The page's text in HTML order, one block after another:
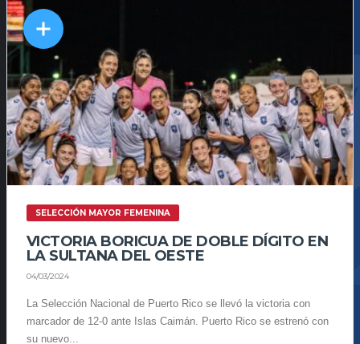
SELECCIÓN MAYOR FEMENINA
VICTORIA BORICUA DE DOBLE DÍGITO EN
LA SULTANA DEL OESTE
04/03/2024
La Selección Nacional de Puerto Rico se llevó la victoria con
marcador de 12-0 ante Islas Caimán. Puerto Rico se estrenó con
su nuevo...